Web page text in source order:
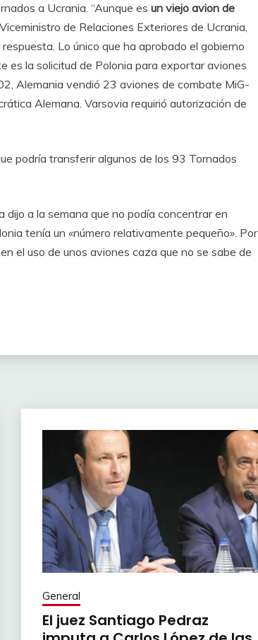
a Ucrania. “Aunque es un viejo avion de
de Relaciones Exteriores de Ucrania,
Lo único que ha aprobado el gobierno
es la solicitud de Polonia para exportar aviones
Alemania vendió 23 aviones de combate MiG-
Alemana. Varsovia requirió autorización de
podría transferir algunos de los 93 Tornados
dijo a la semana que no podía concentrar en
tenía un «número relativamente pequeño». Por
el uso de unos aviones caza que no se sabe de
General
El juez Santiago Pedraz